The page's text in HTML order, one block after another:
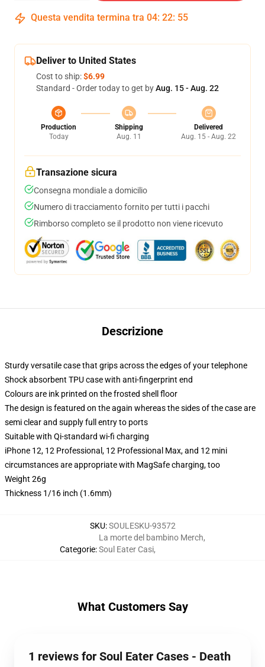
Questa vendita termina tra 04: 22: 54
Deliver to United States
Cost to ship:$6.99
Standard - Order today to get byAug. 15 - Aug. 22
Production
Today
Shipping
Aug. 11
Delivered
Aug. 15 - Aug. 22
Transazione sicura
Consegna mondiale a domicilio
Numero di tracciamento fornito per tutti i pacchi
Rimborso completo se il prodotto non viene ricevuto
Descrizione
Sturdy versatile case that grips across the edges of your telephone
Shock absorbent TPU case with anti-fingerprint end
Colours are ink printed on the frosted shell floor
The design is featured on the again whereas the sides of the case are
semi clear and supply full entry to ports
Suitable with Qi-standard wi-fi charging
iPhone 12, 12 Professional, 12 Professional Max, and 12 mini
circumstances are appropriate with MagSafe charging, too
Weight 26g
Thickness 1/16 inch (1.6mm)
SKU:SOULESKU-93572
Categorie:
La morte del bambino Merch,
Soul Eater Casi,
What Customers Say
1 reviews for Soul Eater Cases - Death